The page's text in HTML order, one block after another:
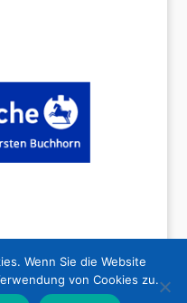
Wenn Sie die Website
von Cookies zu.